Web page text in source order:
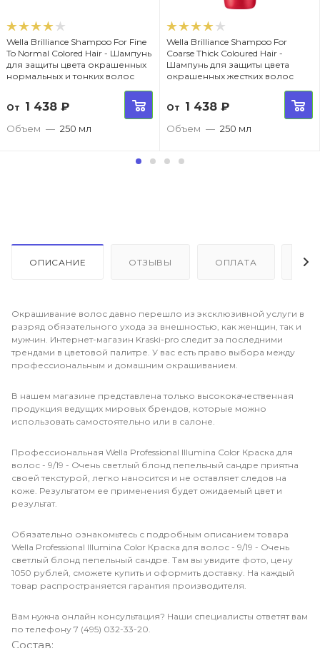
Wella Brilliance Shampoo For Fine
To Normal Colored Hair - Шампунь
для защиты цвета окрашенных
нормальных и тонких волос
От 1 438 ₽
Объем — 250 мл
Wella Brilliance Shampoo For
Coarse Thick Coloured Hair -
Шампунь для защиты цвета
окрашенных жестких волос
От 1 438 ₽
Объем — 250 мл
ОПИСАНИЕ ОТЗЫВЫ ОПЛАТА
Окрашивание волос давно перешло из эксклюзивной услуги в
разряд обязательного ухода за внешностью, как женщин, так и
мужчин. Интернет-магазин Kraski-pro следит за последними
трендами в цветовой палитре. У вас есть право выбора между
профессиональным и домашним окрашиванием.
В нашем магазине представлена только высококачественная
продукция ведущих мировых брендов, которые можно
использовать самостоятельно или в салоне.
Профессиональная Wella Professional Illumina Color Краска для
волос - 9/19 - Очень светлый блонд пепельный сандре приятна
своей текстурой, легко наносится и не оставляет следов на
коже. Результатом ее применения будет ожидаемый цвет и
результат.
Обязательно ознакомьтесь с подробным описанием товара
Wella Professional Illumina Color Краска для волос - 9/19 - Очень
светлый блонд пепельный сандре. Там вы увидите фото, цену
1050 рублей, сможете купить и оформить доставку. На каждый
товар распространяется гарантия производителя.
Вам нужна онлайн консультация? Наши специалисты ответят вам
по телефону 7 (495) 032-33-20.
Состав: